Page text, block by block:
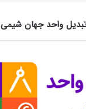
واحد جهان شیمی